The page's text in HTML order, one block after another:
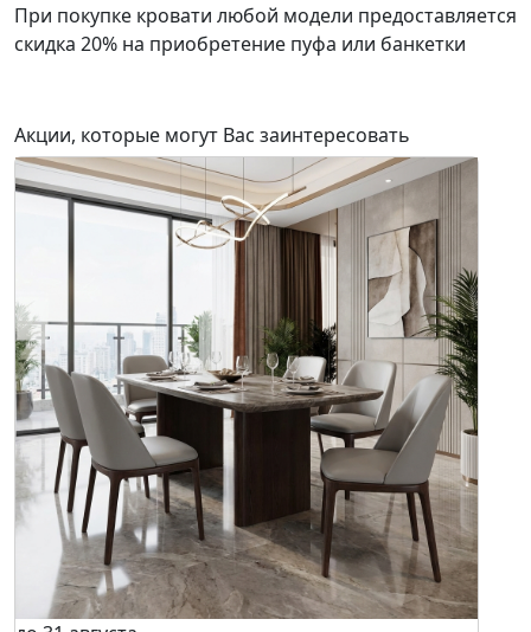
При покупке кровати любой модели предоставляется
скидка 20% на приобретение пуфа или банкетки
Акции, которые могут Вас заинтересовать